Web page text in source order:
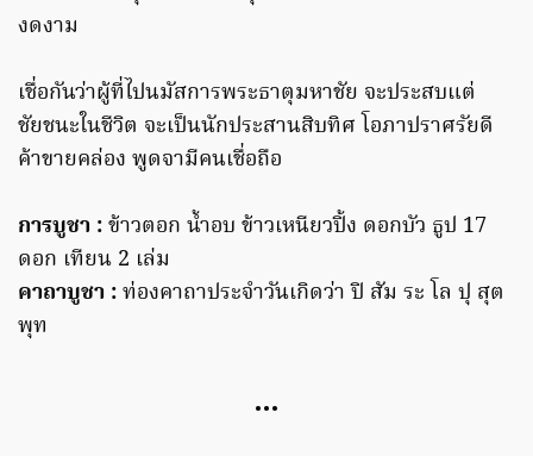
งดงาม
เชื่อกันว่าผู้ที่ไปนมัสการพระธาตุมหาชัย จะประสบแต่
ชัยชนะในชีวิต จะเป็นนักประสานสิบทิศ โอภาปราศรัยดี
ค้าขายคล่อง พูดจามีคนเชื่อถือ
การบูชา :ข้าวตอก น้ำอบ ข้าวเหนียวปิ้ง ดอกบัว ธูป 17
ดอก เทียน 2 เล่ม
คาถาบูชา :ท่องคาถาประจำวันเกิดว่า ปิ สัม ระ โล ปุ สุต
พุท
…